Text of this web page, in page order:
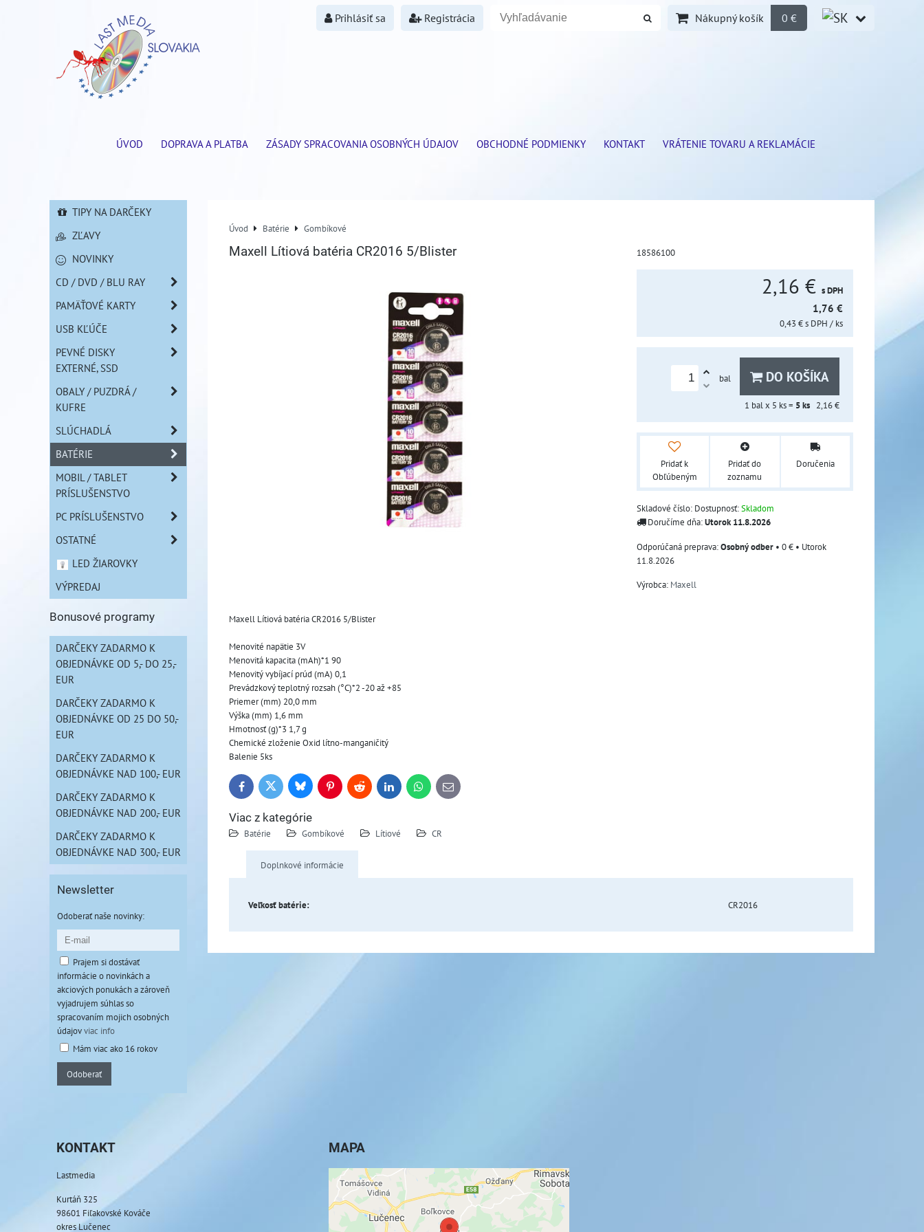
Prihlásiť sa Registrácia Nákupný košík 0 €
ÚVOD DOPRAVA A PLATBA ZÁSADY SPRACOVANIA OSOBNÝCH ÚDAJOV OBCHODNÉ PODMIENKY KONTAKT VRÁTENIE TOVARU A REKLAMÁCIE
Úvod Batérie Gombíkové
Maxell Lítiová batéria CR2016 5/Blister 18586100
2,16 € s DPH
1,76 €
0,43 €s DPH / ks
bal DO KOŠÍKA
1 bal x 5 ks = 5ks 2,16 €
Pridať k
Obľúbeným
Pridať do
zoznamu
Doručenia
Skladové číslo: Dostupnosť:Skladom
Doručíme dňa:Utorok11.8.2026
Osobný odber • 0 € • Utorok
11.8.2026
Výrobca: Maxell
Maxell Lítiová batéria CR2016 5/Blister
Menovité napätie 3V
Menovitá kapacita (mAh)*1 90
Menovitý vybíjací prúd (mA) 0,1
Prevádzkový teplotný rozsah (°C)*2 -20 až +85
Priemer (mm) 20,0 mm
Výška (mm) 1,6 mm
Hmotnosť (g)*3 1,7 g
Chemické zloženie Oxid lítno-manganičitý
Balenie 5ks
FacebookTwitter BlueskyPinterestReddit LinkedInWhatsApp
E-
mail
Viac z kategórie
Batérie Gombíkové Lítiové CR
Doplnkové informácie
Veľkosť batérie: CR2016
TIPY NA DARČEKY
ZĽAVY
NOVINKY
CD / DVD / BLU RAY
PAMÄŤOVÉ KARTY
USB KĽÚČE
PEVNÉ DISKY
EXTERNÉ, SSD
OBALY / PUZDRÁ /
KUFRE
SLÚCHADLÁ
BATÉRIE
MOBIL / TABLET
PRÍSLUŠENSTVO
PC PRÍSLUŠENSTVO
OSTATNÉ
LED ŽIAROVKY
VÝPREDAJ
Bonusové programy
DARČEKY ZADARMO K
OBJEDNÁVKE OD 5,- DO 25,-
EUR
DARČEKY ZADARMO K
OBJEDNÁVKE OD 25 DO 50,-
EUR
DARČEKY ZADARMO K
OBJEDNÁVKE NAD 100,- EUR
DARČEKY ZADARMO K
OBJEDNÁVKE NAD 200,- EUR
DARČEKY ZADARMO K
OBJEDNÁVKE NAD 300,- EUR
Newsletter
Odoberať naše novinky:
Prajem si dostávať
informácie o novinkách a
akciových ponukách a zároveň
vyjadrujem súhlas so
spracovaním mojich osobných
údajovviac info
Mám viac ako 16 rokov
Odoberať
KONTAKT
Lastmedia
Kurtáň 325
98601 Fiľakovské Kováče
okres Lučenec
MAPA
Externý obsah je blokovaný Voľbami
súkromia